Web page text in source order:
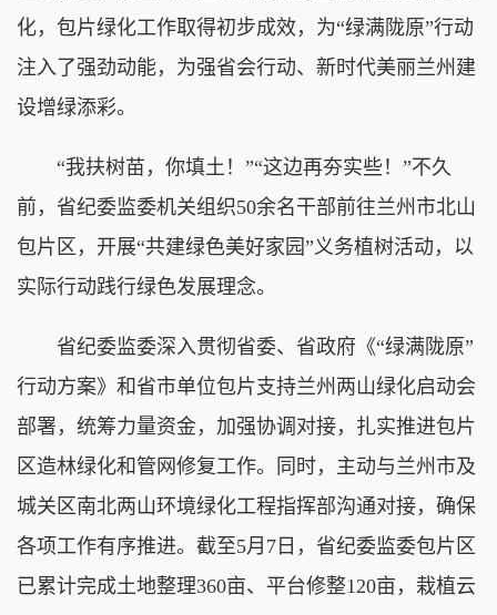
化，包片绿化工作取得初步成效，为“绿满陇原”行动
注入了强劲动能，为强省会行动、新时代美丽兰州建
设增绿添彩。
“我扶树苗，你填土！”“这边再夯实些！”不久
前，省纪委监委机关组织50余名干部前往兰州市北山
包片区，开展“共建绿色美好家园”义务植树活动，以
实际行动践行绿色发展理念。
省纪委监委深入贯彻省委、省政府《“绿满陇原”
行动方案》和省市单位包片支持兰州两山绿化启动会
部署，统筹力量资金，加强协调对接，扎实推进包片
区造林绿化和管网修复工作。同时，主动与兰州市及
城关区南北两山环境绿化工程指挥部沟通对接，确保
各项工作有序推进。截至5月7日，省纪委监委包片区
已累计完成土地整理360亩、平台修整120亩，栽植云